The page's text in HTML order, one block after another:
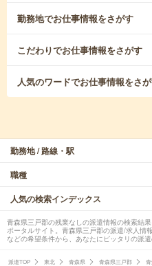
勤務地でお仕事情報をさがす
こだわりでお仕事情報をさがす
人気のワードでお仕事情報をさ
勤務地 / 路線・駅
職種
人気の検索インデックス
青森県三戸郡の残業なしの派遣情報の検索結
ポータルサイト。青森県三戸郡の派遣/求人情
などの希望条件から、あなたにピッタリの派遣
派遣TOP 東北 青森県 青森県三戸郡